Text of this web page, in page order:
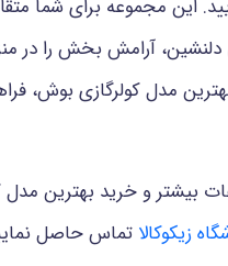
این مجموعه برای شما
دلنشین، آرامش بخش را در
مدل کولرگازی بوش،
و خرید بهترین مدل
زیکوکالا تماس حاصل